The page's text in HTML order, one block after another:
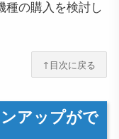
種の購入を検討し
↑目次に戻る
アップがで